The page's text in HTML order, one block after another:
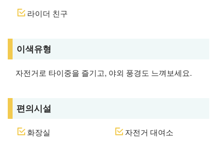
라이더 친구
이색유형
자전거로 타이중을 즐기고, 야외 풍경도 느껴보세요.
편의시설
화장실 자전거 대여소